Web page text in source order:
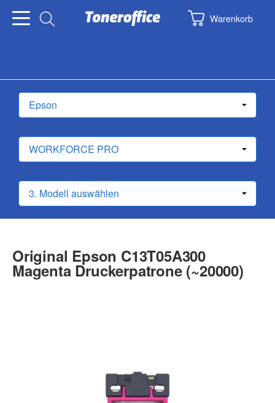
Warenkorb
Original Epson C13T05A300
Magenta Druckerpatrone (~20000)